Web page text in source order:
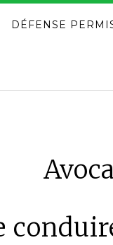
DÉFENSE